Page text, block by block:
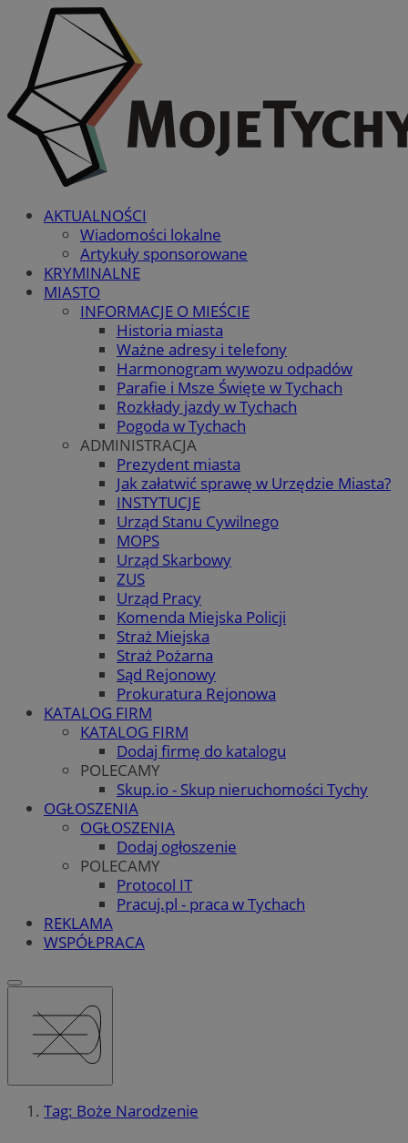
AKTUALNOŚCI
Wiadomości lokalne
Artykuły sponsorowane
KRYMINALNE
MIASTO
INFORMACJE O MIEŚCIE
Historia miasta
Ważne adresy i telefony
Harmonogram wywozu odpadów
Parafie i Msze Święte w Tychach
Rozkłady jazdy w Tychach
Pogoda w Tychach
ADMINISTRACJA
Prezydent miasta
Jak załatwić sprawę w Urzędzie Miasta?
INSTYTUCJE
Urząd Stanu Cywilnego
MOPS
Urząd Skarbowy
ZUS
Urząd Pracy
Komenda Miejska Policji
Straż Miejska
Straż Pożarna
Sąd Rejonowy
Prokuratura Rejonowa
KATALOG FIRM
KATALOG FIRM
Dodaj firmę do katalogu
POLECAMY
Skup.io - Skup nieruchomości Tychy
OGŁOSZENIA
OGŁOSZENIA
Dodaj ogłoszenie
POLECAMY
Protocol IT
Pracuj.pl - praca w Tychach
REKLAMA
WSPÓŁPRACA
Tag: Boże Narodzenie